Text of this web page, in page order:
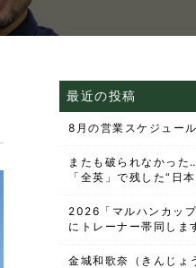
最近の投稿
8月の営業スケジュール
またも破られなかっ
「全英」で残した“日
2026「マルハンカッ
にトレーナー帯同しま
金城和歌奈（きんじょ